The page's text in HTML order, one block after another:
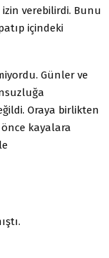
verebilirdi. Bunu
içindeki
Günler ve
Oraya birlikten
önce kayalara